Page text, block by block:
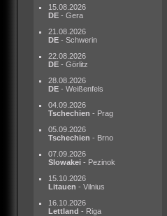
15.08.2026
DE - Gera
21.08.2026
DE - Schwerin
22.08.2026
DE - Görlitz
28.08.2026
DE - Weißenfels
04.09.2026
Tschechien - Prag
05.09.2026
Tschechien - Brno
07.09.2026
Slowakei - Pezinok
15.10.2026
Litauen - Vilnius
16.10.2026
Lettland - Riga